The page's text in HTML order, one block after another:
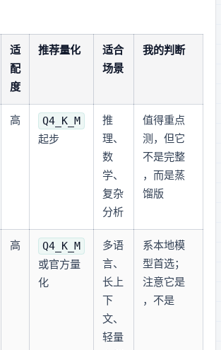
4090 24GB 适
配
度
推荐量化
适合
场景
我的判断
高 Q4_K_M
起步
推
理、
数
学、
复杂
分析
值得重点
测，但它
不是完整 DeepSeek
R1，而是 32B 蒸
馏版
高 Q4_K_M
或官方量
化
多语
言、
长上
下
文、
轻量
Google 系本地模
型首选；
注意它是
Gemma，不是 Gemini